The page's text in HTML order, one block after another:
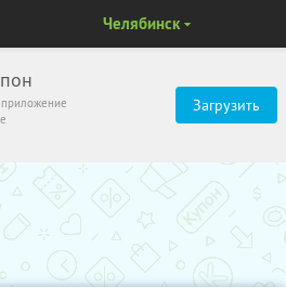
Загрузить
Челябинск